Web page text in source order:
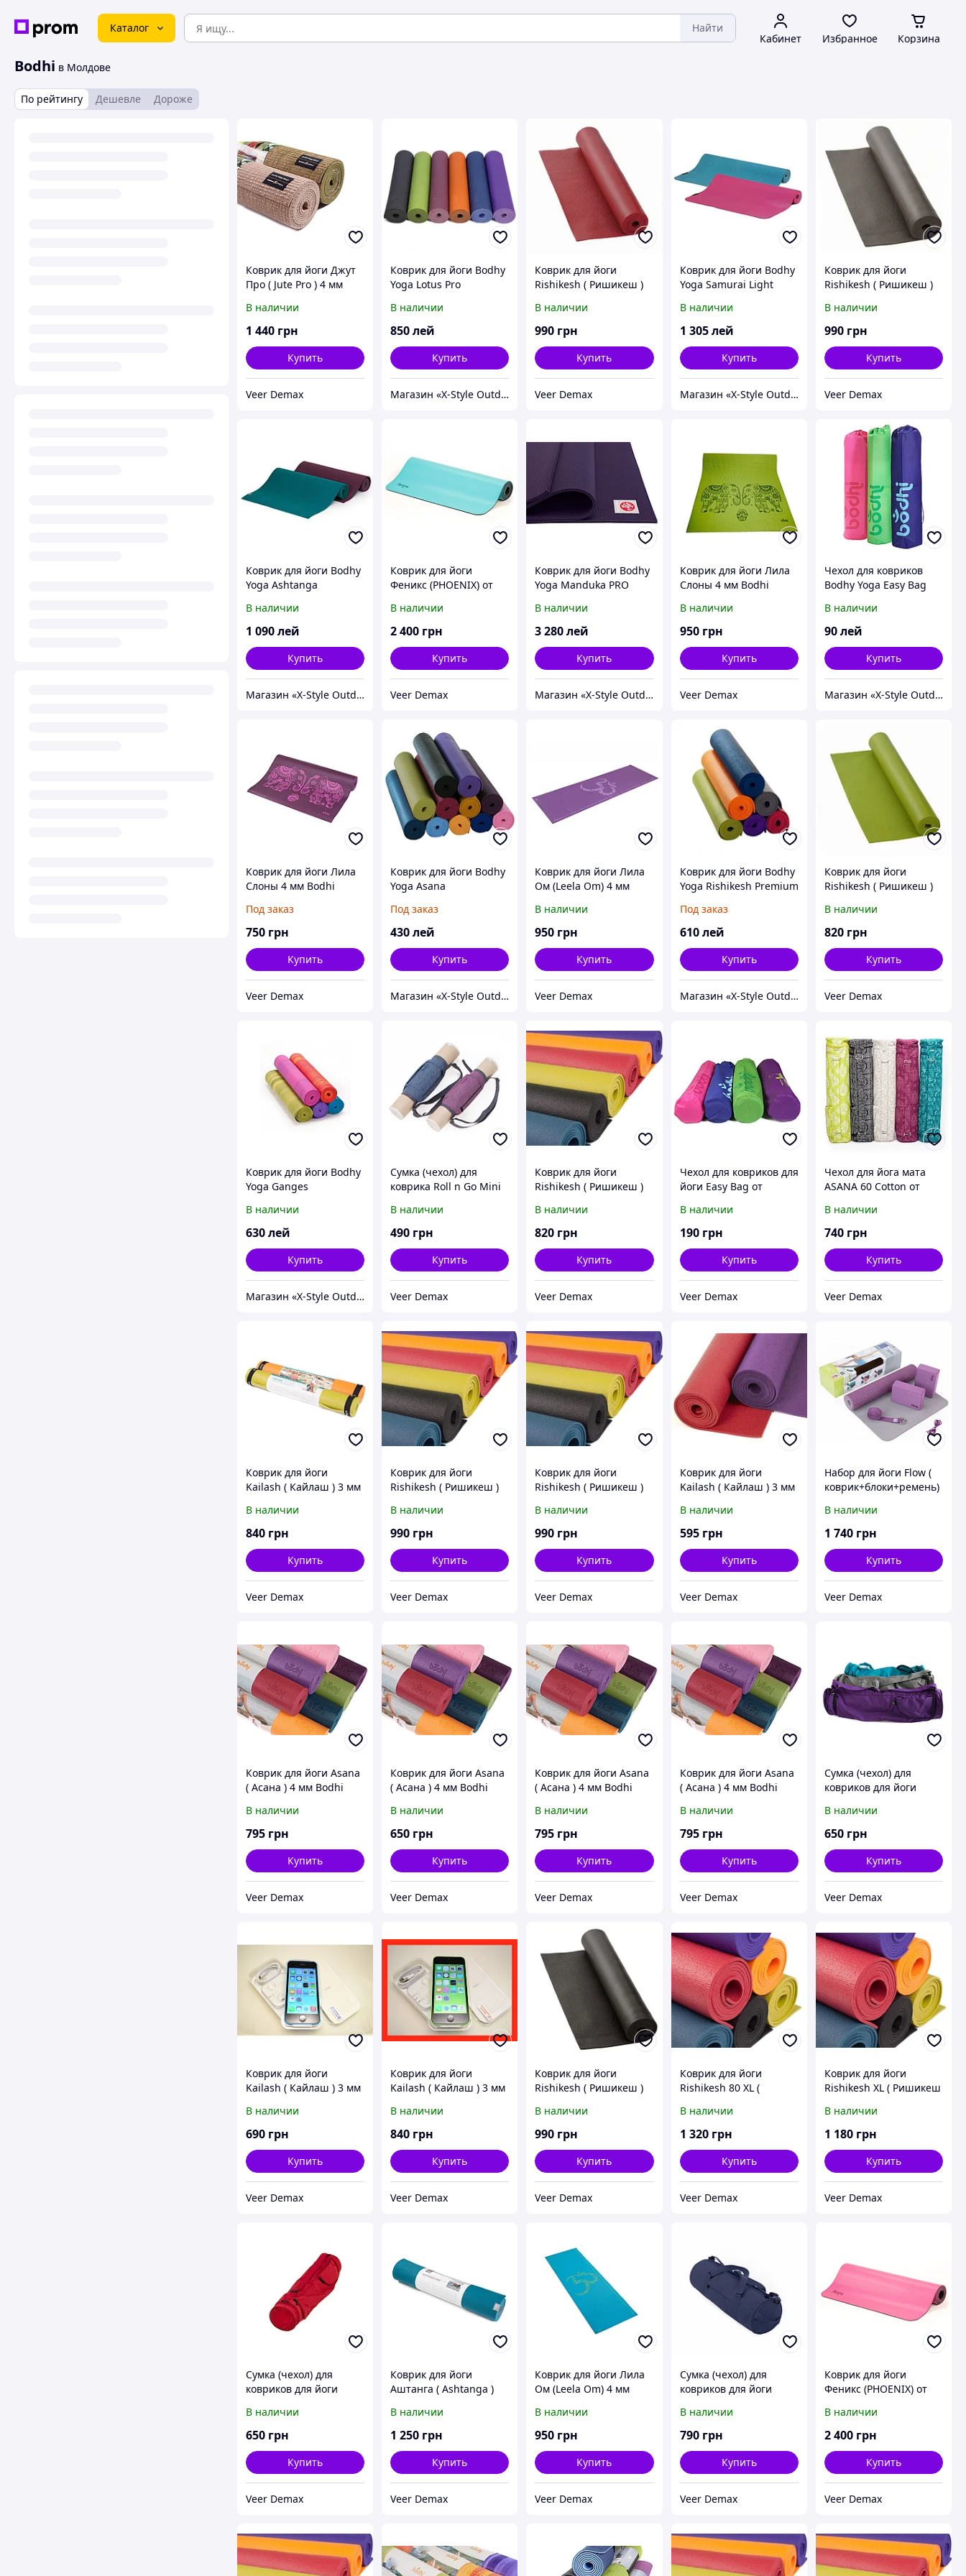
Каталог Найти
Кабинет Избранное Корзина
Bodhi в Молдове
По рейтингу Дешевле Дороже
Коврик для йоги Джут
Про ( Jute Pro ) 4 мм
В наличии
1 440 грн
Купить
Veer Demax
Коврик для йоги Bodhy
Yoga Lotus Pro
В наличии
850лей
Купить
Магазин «X-Style Outdoor Center»
Коврик для йоги
Rishikesh ( Ришикеш )
В наличии
990 грн
Купить
Veer Demax
Коврик для йоги Bodhy
Yoga Samurai Light
В наличии
1 305 лей
Купить
Магазин «X-Style Outdoor Center»
Коврик для йоги
Rishikesh ( Ришикеш )
В наличии
990 грн
Купить
Veer Demax
Коврик для йоги Bodhy
Yoga Ashtanga
В наличии
1 090лей
Купить
Магазин «X-Style Outdoor Center»
Коврик для йоги
Феникс (PHOENIX) от
В наличии
2 400 грн
Купить
Veer Demax
Коврик для йоги Bodhy
Yoga Manduka PRO
В наличии
3 280лей
Купить
Магазин «X-Style Outdoor Center»
Коврик для йоги Лила
Слоны 4 мм Bodhi
В наличии
950 грн
Купить
Veer Demax
Чехол для ковриков
Bodhy Yoga Easy Bag
В наличии
90лей
Купить
Магазин «X-Style Outdoor Center»
Коврик для йоги Лила
Слоны 4 мм Bodhi
Под заказ
750 грн
Купить
Veer Demax
Коврик для йоги Bodhy
Yoga Asana
Под заказ
430лей
Купить
Магазин «X-Style Outdoor Center»
Коврик для йоги Лила
Ом (Leela Om) 4 мм
В наличии
950 грн
Купить
Veer Demax
Коврик для йоги Bodhy
Yoga Rishikesh Premium
Под заказ
610 лей
Купить
Магазин «X-Style Outdoor Center»
Коврик для йоги
Rishikesh ( Ришикеш )
В наличии
820 грн
Купить
Veer Demax
Коврик для йоги Bodhy
Yoga Ganges
В наличии
630лей
Купить
Магазин «X-Style Outdoor Center»
Сумка (чехол) для
коврика Roll n Go Mini
В наличии
490 грн
Купить
Veer Demax
Коврик для йоги
Rishikesh ( Ришикеш )
Серый
В наличии
820 грн
Купить
Veer Demax
Чехол для ковриков для
йоги Easy Bag от
В наличии
190 грн
Купить
Veer Demax
Чехол для йога мата
ASANA 60 Cotton от
В наличии
740 грн
Купить
Veer Demax
Коврик для йоги
Kailash ( Кайлаш ) 3 мм
В наличии
840 грн
Купить
Veer Demax
Коврик для йоги
Rishikesh ( Ришикеш )
синий (морская волна)
В наличии
990 грн
Купить
Veer Demax
Коврик для йоги
Rishikesh ( Ришикеш )
Фиолетовый
В наличии
990 грн
Купить
Veer Demax
Коврик для йоги
Kailash ( Кайлаш ) 3 мм
В наличии
595 грн
Купить
Veer Demax
Набор для йоги Flow (
коврик+блоки+ремень)
В наличии
1 740 грн
Купить
Veer Demax
Коврик для йоги Asana
( Асана ) 4 мм Bodhi
В наличии
795 грн
Купить
Veer Demax
Коврик для йоги Asana
( Асана ) 4 мм Bodhi
В наличии
650 грн
Купить
Veer Demax
Коврик для йоги Asana
( Асана ) 4 мм Bodhi
В наличии
795 грн
Купить
Veer Demax
Коврик для йоги Asana
( Асана ) 4 мм Bodhi
В наличии
795 грн
Купить
Veer Demax
Сумка (чехол) для
ковриков для йоги
Bodhi
В наличии
650 грн
Купить
Veer Demax
Коврик для йоги
Kailash ( Кайлаш ) 3 мм
В наличии
690 грн
Купить
Veer Demax
Коврик для йоги
Kailash ( Кайлаш ) 3 мм
В наличии
840 грн
Купить
Veer Demax
Коврик для йоги
Rishikesh ( Ришикеш )
В наличии
990 грн
Купить
Veer Demax
Коврик для йоги
Rishikesh 80 XL (
Bodhi
В наличии
1 320 грн
Купить
Veer Demax
Коврик для йоги
Rishikesh XL ( Ришикеш
В наличии
1 180 грн
Купить
Veer Demax
Сумка (чехол) для
ковриков для йоги
Bodhi бордо
В наличии
650 грн
Купить
Veer Demax
Коврик для йоги
Аштанга ( Ashtanga )
В наличии
1 250 грн
Купить
Veer Demax
Коврик для йоги Лила
Ом (Leela Om) 4 мм
В наличии
950 грн
Купить
Veer Demax
Сумка (чехол) для
ковриков для йоги
фирмы Bodhi Синий
В наличии
790 грн
Купить
Veer Demax
Коврик для йоги
Феникс (PHOENIX) от
В наличии
2 400 грн
Купить
Veer Demax